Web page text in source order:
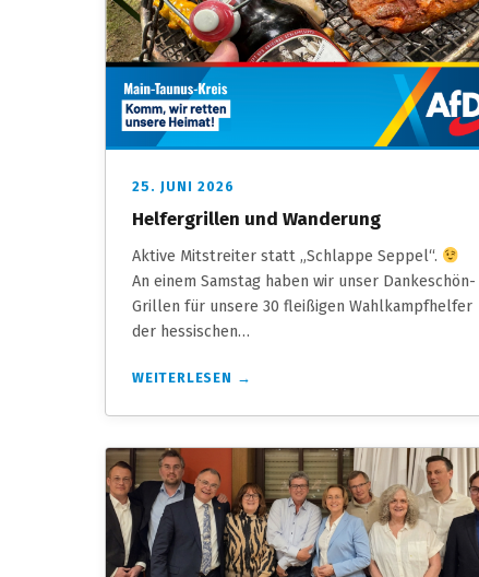
25. JUNI 2026
Helfergrillen und Wanderung
Aktive Mitstreiter statt „Schlappe Seppel“.
An einem Samstag haben wir unser Dankeschön-
Grillen für unsere 30 fleißigen Wahlkampfhelfer
der hessischen…
WEITERLESEN →